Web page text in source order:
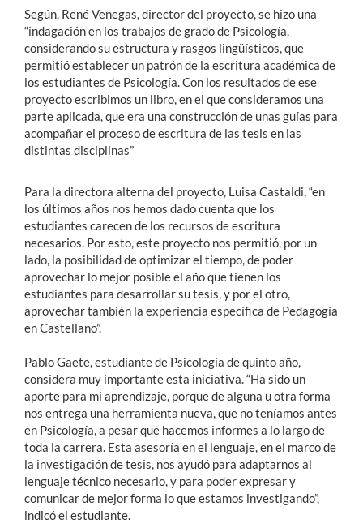
Según, René Venegas, director del proyecto, se hizo una
“indagación en los trabajos de grado de Psicología,
considerando su estructura y rasgos lingüísticos, que
permitió establecer un patrón de la escritura académica de
los estudiantes de Psicología. Con los resultados de ese
proyecto escribimos un libro, en el que consideramos una
parte aplicada, que era una construcción de unas guías para
acompañar el proceso de escritura de las tesis en las
distintas disciplinas”
Para la directora alterna del proyecto, Luisa Castaldi, “en
los últimos años nos hemos dado cuenta que los
estudiantes carecen de los recursos de escritura
necesarios. Por esto, este proyecto nos permitió, por un
lado, la posibilidad de optimizar el tiempo, de poder
aprovechar lo mejor posible el año que tienen los
estudiantes para desarrollar su tesis, y por el otro,
aprovechar también la experiencia específica de Pedagogía
en Castellano”.
Pablo Gaete, estudiante de Psicología de quinto año,
considera muy importante esta iniciativa. “Ha sido un
aporte para mi aprendizaje, porque de alguna u otra forma
nos entrega una herramienta nueva, que no teníamos antes
en Psicología, a pesar que hacemos informes a lo largo de
toda la carrera. Esta asesoría en el lenguaje, en el marco de
la investigación de tesis, nos ayudó para adaptarnos al
lenguaje técnico necesario, y para poder expresar y
comunicar de mejor forma lo que estamos investigando”,
indicó el estudiante.